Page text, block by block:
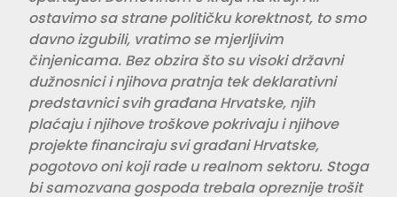
ostavimo sa strane političku korektnost, to smo
davno izgubili, vratimo se mjerljivim
činjenicama. Bez obzira što su visoki državni
dužnosnici i njihova pratnja tek deklarativni
predstavnici svih građana Hrvatske, njih
plaćaju i njihove troškove pokrivaju i njihove
projekte financiraju svi građani Hrvatske,
pogotovo oni koji rade u realnom sektoru. Stoga
bi samozvana gospoda trebala opreznije trošit